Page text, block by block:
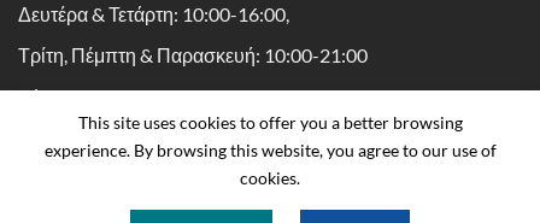
Δευτέρα & Τετάρτη: 10:00-16:00,
Τρίτη, Πέμπτη & Παρασκευή: 10:00-21:00
Σάββατο: 10:00-16:30
This site uses cookies to offer you a better browsing
experience. By browsing this website, you agree to our use of
cookies.